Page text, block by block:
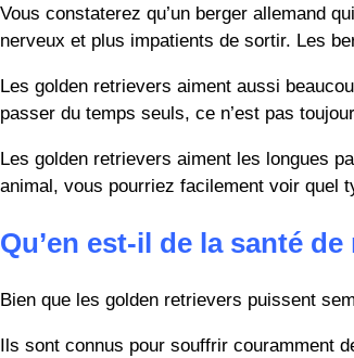
Vous constaterez qu’un berger allemand
nerveux et plus impatients de sortir. Les
Les golden retrievers aiment aussi
passer du temps seuls, ce n’est pas
Les golden retrievers aiment les longues
animal, vous pourriez facilement voir quel
Qu’en est-il de la santé
Bien que les golden retrievers puissent
Ils sont connus pour souffrir couramment